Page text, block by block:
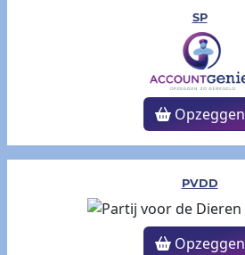
SP
Opzeggen
PVDD
Opzeggen